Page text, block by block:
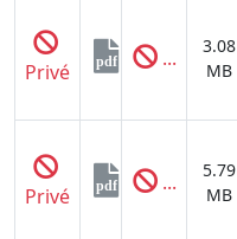
Privé pdf ...
3.08
MB
Privé pdf ...
5.79
MB